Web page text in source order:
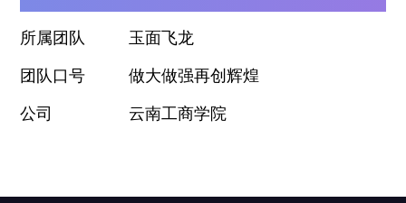
所属团队 玉面飞龙
团队口号 做大做强再创辉煌
公司 云南工商学院